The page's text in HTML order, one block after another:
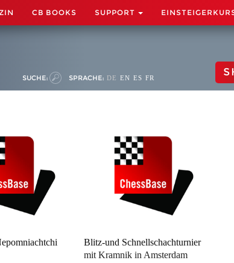
CB BOOKS SUPPORT
SUCHE: SPRACHE: DE EN ES FR
Blitz-und Schnellschachturnier
mit Kramnik in Amsterdam